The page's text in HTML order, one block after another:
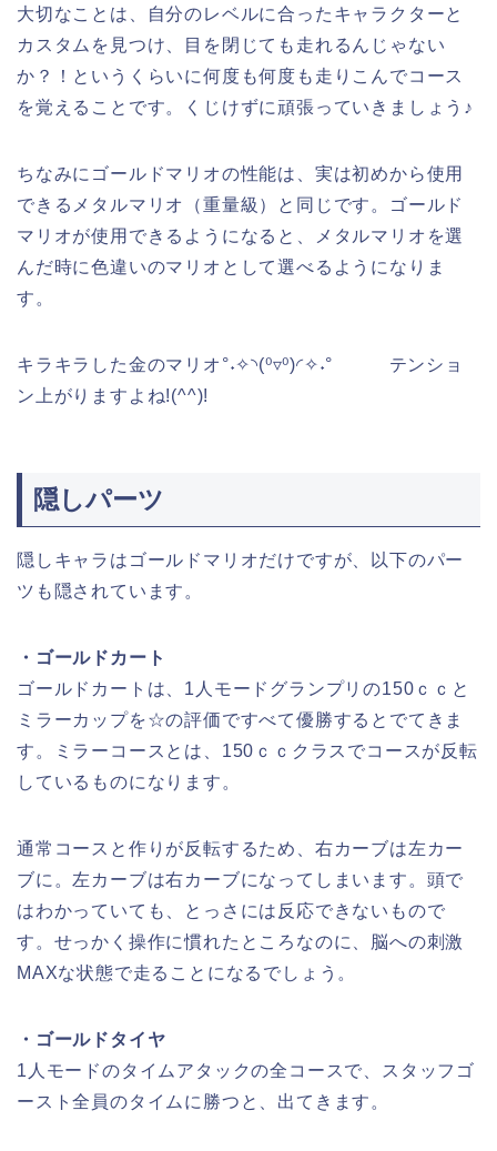
大切なことは、自分のレベルに合ったキャラクターと
カスタムを見つけ、目を閉じても走れるんじゃない
か？！というくらいに何度も何度も走りこんでコース
を覚えることです。くじけずに頑張っていきましょう♪
ちなみにゴールドマリオの性能は、実は初めから使用
できるメタルマリオ（重量級）と同じです。ゴールド
マリオが使用できるようになると、メタルマリオを選
んだ時に色違いのマリオとして選べるようになりま
す。
キラキラした金のマリオ°˖✧◝(⁰▿⁰)◜✧˖° テンショ
ン上がりますよね!(^^)!
隠しパーツ
隠しキャラはゴールドマリオだけですが、以下のパー
ツも隠されています。
・ゴールドカート
ゴールドカートは、1人モードグランプリの150ｃｃと
ミラーカップを☆の評価ですべて優勝するとでてきま
す。ミラーコースとは、150ｃｃクラスでコースが反転
しているものになります。
通常コースと作りが反転するため、右カーブは左カー
ブに。左カーブは右カーブになってしまいます。頭で
はわかっていても、とっさには反応できないもので
す。せっかく操作に慣れたところなのに、脳への刺激
MAXな状態で走ることになるでしょう。
・ゴールドタイヤ
1人モードのタイムアタックの全コースで、スタッフゴ
ースト全員のタイムに勝つと、出てきます。